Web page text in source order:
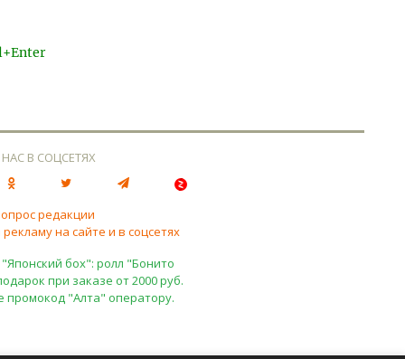
В СОЦСЕТЯХ
редакции
на сайте и в соцсетях
бох": ролл "Бонито
при заказе от 2000 руб.
промокод "Алта" оператору.